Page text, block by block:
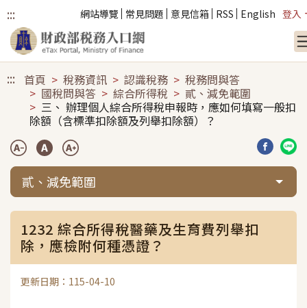
::: 網站導覽 常見問題 意見信箱 RSS English 登入
::: 首頁 稅務資訊 認識稅務
稅務問與答
國稅問與答
綜合所得稅
貳、減免範圍
三、 辦理個人綜合所得稅申報時，應如何填寫一般扣
除額（含標準扣除額及列舉扣除額）？
分享到
分
貳、減免範圍
1232 綜合所得稅醫藥及生育費列舉扣
除，應檢附何種憑證？
更新日期：115-04-10